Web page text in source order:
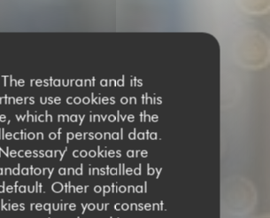
The restaurant and its
use cookies on this
which may involve the
of personal data.
cookies are
and installed by
Other optional
require your consent.